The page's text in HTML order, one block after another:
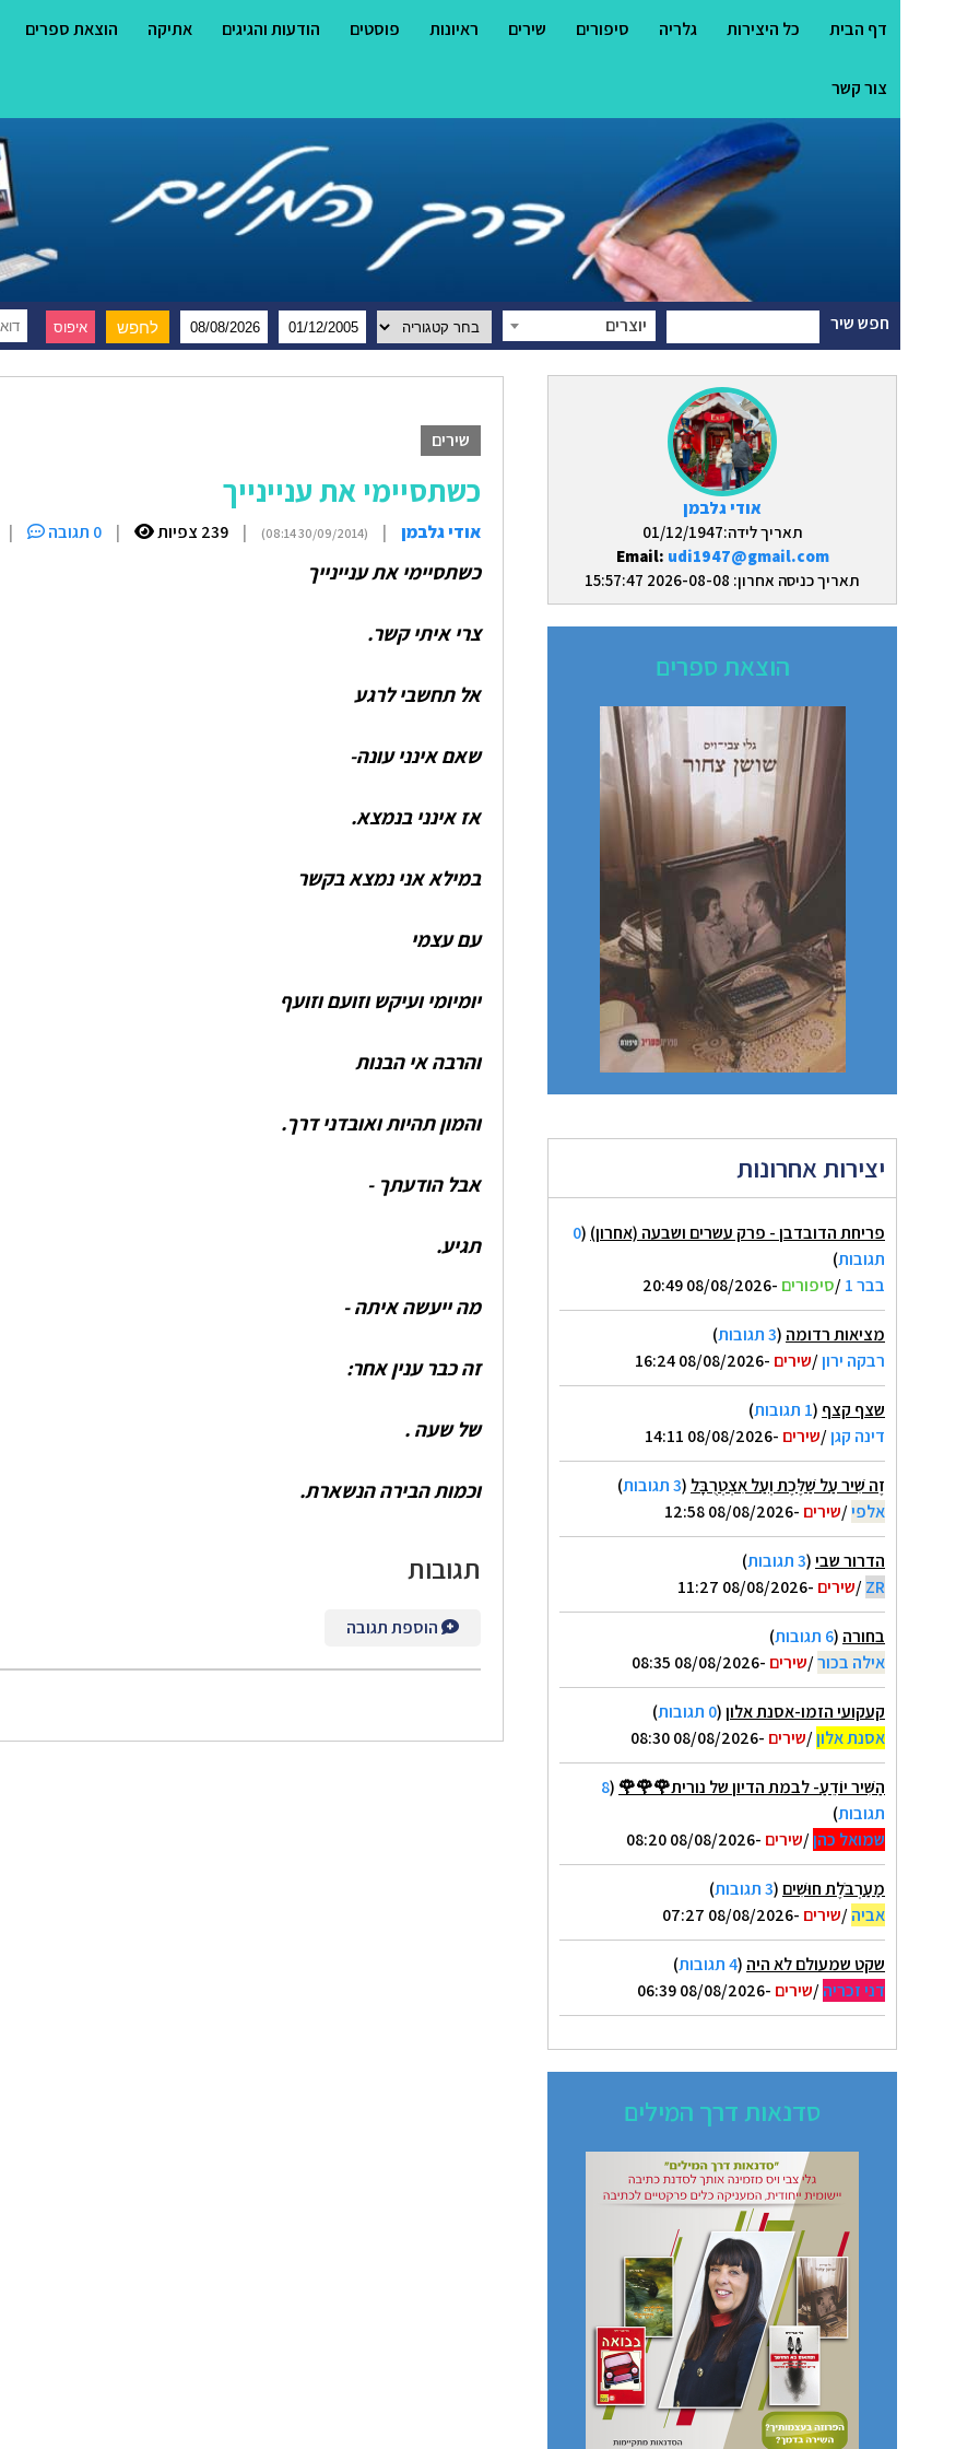
דף הבית כל היצירות גלריה סיפורים שירים ראיונות פוסטים הודעות והגיגים אתיקה הוצאת ספרים
צור קשר
חפש שיר יוצרים
אודי גלבמן
תאריך לידה:01/12/1947
Email: udi1947@gmail.com
תאריך כניסה אחרון: 2026-08-08 15:57:47
הוצאת ספרים
יצירות אחרונות
פריחת הדובדבן - פרק עשרים ושבעה (אחרון) (
0
תגובות)
בבר 1
/סיפורים -08/08/2026 20:49
מציאות רדומה (3 תגובות
)
רבקה ירון/שירים -08/08/2026 16:24
שצף קצף (1 תגובות
)
דינה קגן/שירים -08/08/2026 14:11
זֶה שִׁיר עַל שַׁלֶּכֶת וְעַל אִצְטְרֻבָּל (3 תגובות
)
אלפי/שירים -08/08/2026 12:58
הדרור שבי(3 תגובות
)
ZR
/שירים -08/08/2026 11:27
בחורה (6 תגובות
)
אילה בכור/שירים -08/08/2026 08:35
קעקועי הזמו-אסנת אלון(0 תגובות
)
אסנת אלון/שירים -08/08/2026 08:30
הַשִּׁיר יוֹדֵעַ- לבמת הדיון של נורית🌹🌹🌹 (
8
תגובות)
שמואל כהן/שירים -08/08/2026 08:20
מַעַרְבֹּלֶת חוּשִׁים (3 תגובות
)
אביה/שירים -08/08/2026 07:27
שקט שמעולם לא היה (4 תגובות
)
דני זכריה/שירים -08/08/2026 06:39
סדנאות דרך המילים
שירים
כשתסיימי את עניינייך
אודי גלבמן |
(30/09/2014 08:14)
| 239 צפיות | 0 תגובה |
כשתסיימי את עניינייך
צרי איתי קשר.
אל תחשבי לרגע
שאם אינני עונה-
אז אינני בנמצא.
במילא אני נמצא בקשר
עם עצמי
יומיומי ועיקש וזועם וזועף
והרבה אי הבנות
והמון תהיות ואובדני דרך.
אבל הודעתך -
תגיע.
מה ייעשה איתה -
זה כבר ענין אחר:
של שעה .
וכמות הבירה הנשארת.
תגובות
הוספת תגובה